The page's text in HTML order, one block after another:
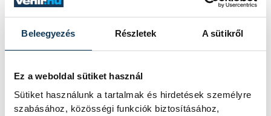
Beleegyezés Részletek A sütikről
Ez a weboldal sütiket használ
Sütiket használunk a tartalmak és hirdetések személyre
szabásához, közösségi funkciók biztosításához,
IDŐPONT
2026. MÁRCIUS 8. 16:15
HELYSZÍN
TREFF SPORTCSARNOK
(ÉRD)
EREDMÉNY
1-6